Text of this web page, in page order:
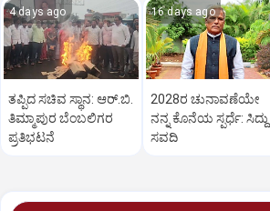
4 days ago
ತಪ್ಪಿದ ಸಚಿವ ಸ್ಥಾನ: ಆರ್.ಬಿ.
ತಿಮ್ಮಾಪುರ ಬೆಂಬಲಿಗರ
ಪ್ರತಿಭಟನೆ
16 days ago
2028ರ ಚುನಾವಣೆಯೇ
ನನ್ನ ಕೊನೆಯ ಸ್ಪರ್ಧೆ: ಸಿದ್ದು
ಸವದಿ